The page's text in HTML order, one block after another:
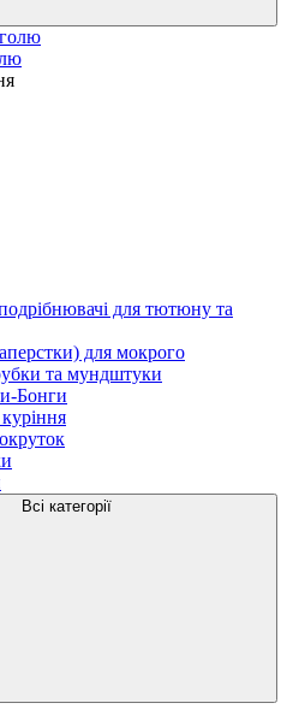
для тютюну та
для мокрого
та мундштуки
Бонги
Всі категорії